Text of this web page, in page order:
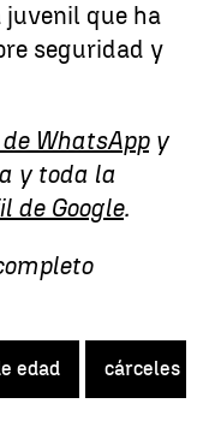
juvenil que ha
seguridad y
WhatsAppy
y toda la
de Google.
edad cárceles